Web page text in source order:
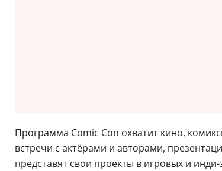
Программа Comic Con охватит кино,
встречи с актёрами и авторами,
представят свои проекты в игровых и